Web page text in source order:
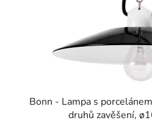
Bonn - Lampa s
druhů zavěšení,